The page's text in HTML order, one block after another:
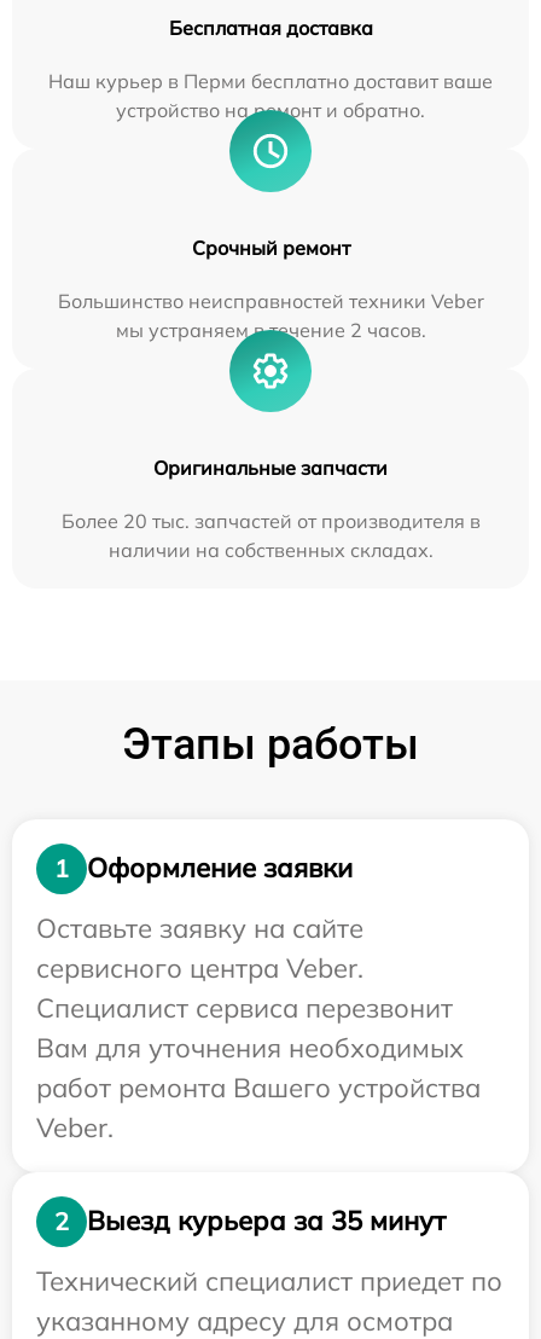
Бесплатная доставка
Наш курьер в Перми бесплатно доставит ваше
устройство на ремонт и обратно.
Срочный ремонт
Большинство неисправностей техники Veber
мы устраняем в течение 2 часов.
Оригинальные запчасти
Более 20 тыс. запчастей от производителя в
наличии на собственных складах.
Этапы работы
1
Оформление заявки
Оставьте заявку на сайте
сервисного центра Veber.
Специалист сервиса перезвонит
Вам для уточнения необходимых
работ ремонта Вашего устройства
Veber.
2
Выезд курьера за 35 минут
Технический специалист приедет по
указанному адресу для осмотра